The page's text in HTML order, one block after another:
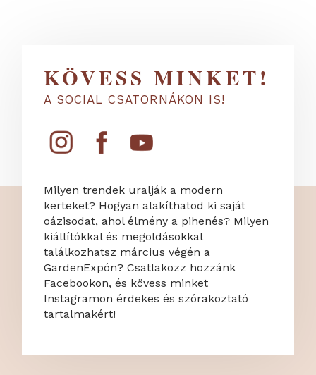
KÖVESS MINKET!
A SOCIAL CSATORNÁKON IS!
Milyen trendek uralják a modern
kerteket? Hogyan alakíthatod ki saját
oázisodat, ahol élmény a pihenés? Milyen
kiállítókkal és megoldásokkal
találkozhatsz március végén a
GardenExpón? Csatlakozz hozzánk
Facebookon, és kövess minket
Instagramon érdekes és szórakoztató
tartalmakért!